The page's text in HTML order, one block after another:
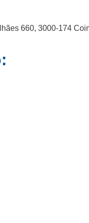
660, 3000-174